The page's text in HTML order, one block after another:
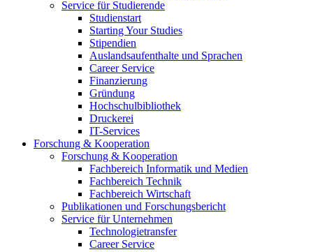
Service für Studierende
Studienstart
Starting Your Studies
Stipendien
Auslandsaufenthalte und Sprachen
Career Service
Finanzierung
Gründung
Hochschulbibliothek
Druckerei
IT-Services
Forschung & Kooperation
Forschung & Kooperation
Fachbereich Informatik und Medien
Fachbereich Technik
Fachbereich Wirtschaft
Publikationen und Forschungsbericht
Service für Unternehmen
Technologietransfer
Career Service